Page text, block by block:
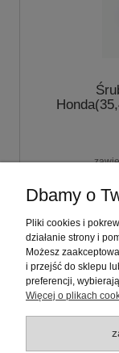
Aluminiowa
Dbamy o
Pliki cookies i
działanie strony i
Możesz
i przejść do sklepu
preferencji,
Więcej o plikach